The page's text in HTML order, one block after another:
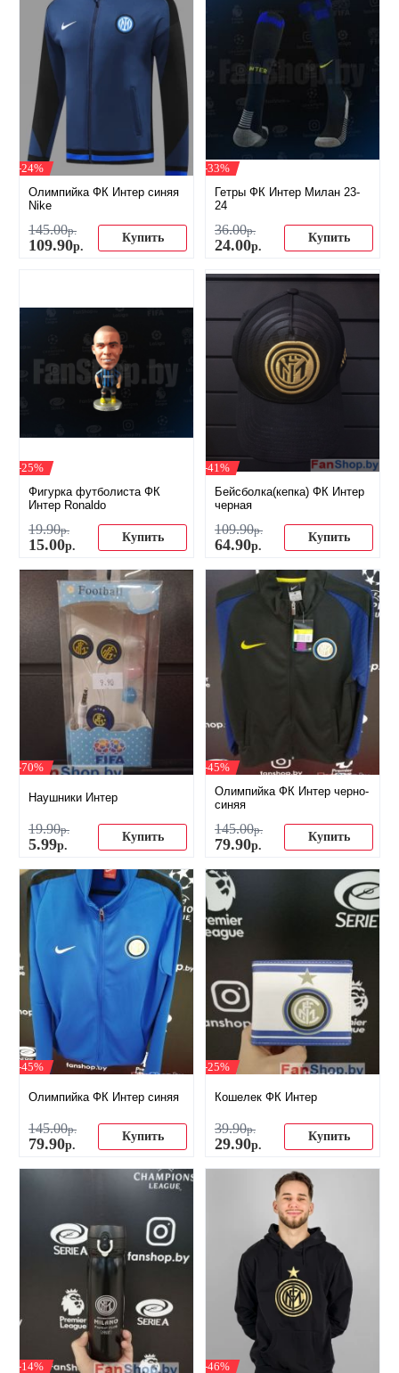
-24%
Олимпийка ФК Интер синяя
Nike
145.00р.
109.90р.
Купить
-33%
Гетры ФК Интер Милан 23-
24
36.00р.
24.00р.
Купить
-25%
Фигурка футболиста ФК
Интер Ronaldo
19.90р.
15.00р.
Купить
-41%
Бейсболка(кепка) ФК Интер
черная
109.90р.
64.90р.
Купить
-70%
Наушники Интер
19.90р.
5.99р.
Купить
-45%
Олимпийка ФК Интер черно-
синяя
145.00р.
79.90р.
Купить
-45%
Олимпийка ФК Интер синяя
145.00р.
79.90р.
Купить
-25%
Кошелек ФК Интер
39.90р.
29.90р.
Купить
-14% -46%